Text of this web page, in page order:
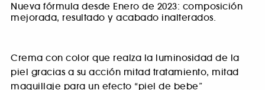
Nueva fórmula desde Enero de 2023: composición
mejorada, resultado y acabado inalterados.
Crema con color que realza la luminosidad de la
piel gracias a su acción mitad tratamiento, mitad
maquillaje para un efecto “piel de bebe”